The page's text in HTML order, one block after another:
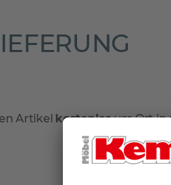
Artikel kostenlosvor Ort in